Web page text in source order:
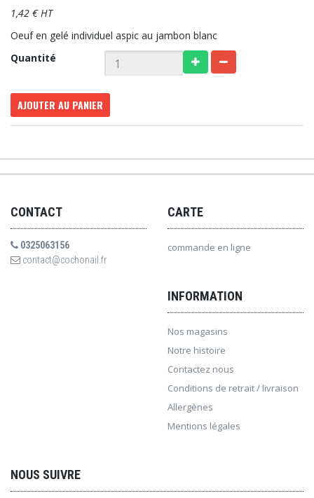
1,42 € HT
Oeuf en gelé individuel aspic au jambon blanc
Quantité
AJOUTER AU PANIER
CONTACT
0325063156
contact@cochonail.fr
CARTE
commande en ligne
INFORMATION
Nos magasins
Notre histoire
Contactez nous
Conditions de retrait / livraison
Allergènes
Mentions légales
NOUS SUIVRE